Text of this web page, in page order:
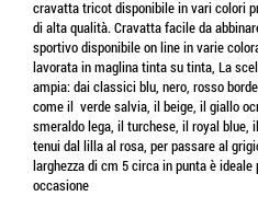
cravatta tricot disponibile in vari colori
di alta qualità. Cravatta facile da
sportivo disponibile on line in varie
lavorata in maglina tinta su tinta, La
ampia: dai classici blu, nero, rosso
come il verde salvia, il beige, il giallo
smeraldo lega, il turchese, il royal blue,
tenui dal lilla al rosa, per passare al
larghezza di cm 5 circa in punta è
occasione